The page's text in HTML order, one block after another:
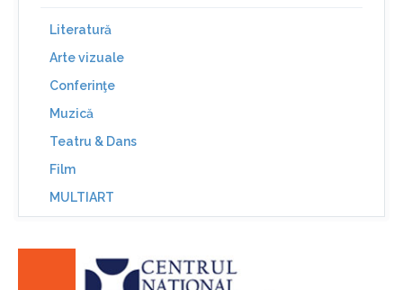
Literatură
Arte vizuale
Conferinţe
Muzică
Teatru & Dans
Film
MULTIART